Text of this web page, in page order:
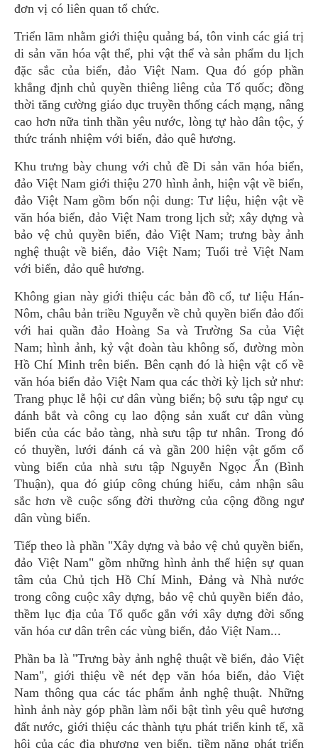
đơn vị có liên quan tổ chức.
Triển lãm nhằm giới thiệu quảng bá, tôn vinh các giá trị
di sản văn hóa vật thể, phi vật thể và sản phẩm du lịch
đặc sắc của biển, đảo Việt Nam. Qua đó góp phần
khẳng định chủ quyền thiêng liêng của Tổ quốc; đồng
thời tăng cường giáo dục truyền thống cách mạng, nâng
cao hơn nữa tinh thần yêu nước, lòng tự hào dân tộc, ý
thức tránh nhiệm với biển, đảo quê hương.
Khu trưng bày chung với chủ đề Di sản văn hóa biển,
đảo Việt Nam giới thiệu 270 hình ảnh, hiện vật về biển,
đảo Việt Nam gồm bốn nội dung: Tư liệu, hiện vật về
văn hóa biển, đảo Việt Nam trong lịch sử; xây dựng và
bảo vệ chủ quyền biển, đảo Việt Nam; trưng bày ảnh
nghệ thuật về biển, đảo Việt Nam; Tuổi trẻ Việt Nam
với biển, đảo quê hương.
Không gian này giới thiệu các bản đồ cổ, tư liệu Hán-
Nôm, châu bản triều Nguyễn về chủ quyền biển đảo đối
với hai quần đảo Hoàng Sa và Trường Sa của Việt
Nam; hình ảnh, kỷ vật đoàn tàu không số, đường mòn
Hồ Chí Minh trên biển. Bên cạnh đó là hiện vật cổ về
văn hóa biển đảo Việt Nam qua các thời kỳ lịch sử như:
Trang phục lễ hội cư dân vùng biển; bộ sưu tập ngư cụ
đánh bắt và công cụ lao động sản xuất cư dân vùng
biển của các bảo tàng, nhà sưu tập tư nhân. Trong đó
có thuyền, lưới đánh cá và gần 200 hiện vật gốm cổ
vùng biển của nhà sưu tập Nguyễn Ngọc Ẩn (Bình
Thuận), qua đó giúp công chúng hiểu, cảm nhận sâu
sắc hơn về cuộc sống đời thường của cộng đồng ngư
dân vùng biển.
Tiếp theo là phần "Xây dựng và bảo vệ chủ quyền biển,
đảo Việt Nam" gồm những hình ảnh thể hiện sự quan
tâm của Chủ tịch Hồ Chí Minh, Đảng và Nhà nước
trong công cuộc xây dựng, bảo vệ chủ quyền biển đảo,
thềm lục địa của Tổ quốc gắn với xây dựng đời sống
văn hóa cư dân trên các vùng biển, đảo Việt Nam...
Phần ba là "Trưng bày ảnh nghệ thuật về biển, đảo Việt
Nam", giới thiệu về nét đẹp văn hóa biển, đảo Việt
Nam thông qua các tác phẩm ảnh nghệ thuật. Những
hình ảnh này góp phần làm nổi bật tình yêu quê hương
đất nước, giới thiệu các thành tựu phát triển kinh tế, xã
hội của các địa phương ven biển, tiềm năng phát triển